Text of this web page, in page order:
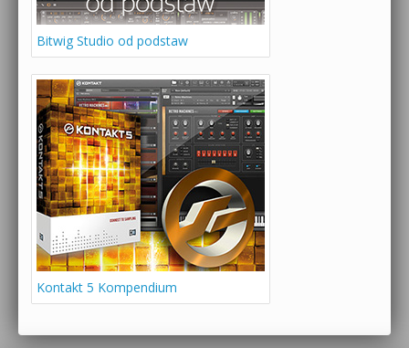
Bitwig Studio od podstaw
Kontakt 5 Kompendium